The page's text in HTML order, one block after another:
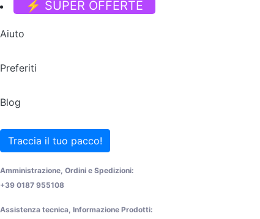
⚡ SUPER OFFERTE
Aiuto
Preferiti
Blog
Traccia il tuo pacco!
Amministrazione, Ordini e Spedizioni:
+39 0187 955108
Assistenza tecnica, Informazione Prodotti: